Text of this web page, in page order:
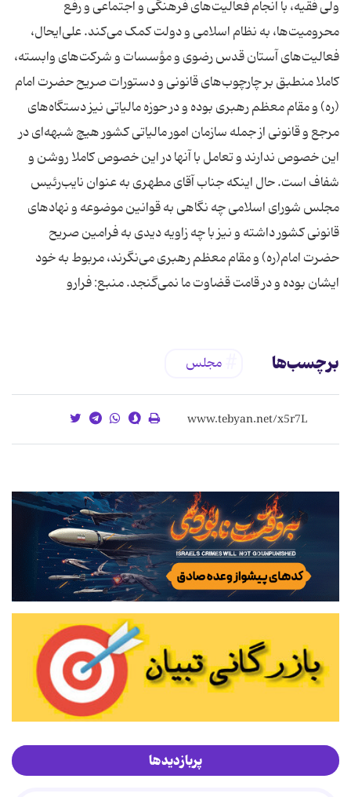
ولی فقیه، با انجام فعالیت‌های فرهنگی و اجتماعی و رفع
محرومیت‌ها، به نظام اسلامی و دولت کمک می‌کند. علی‌ایحال،
فعالیت‌های آستان قدس رضوی و مؤسسات و شرکت‌های وابسته،
کاملا منطبق بر چارچوب‌های قانونی و دستورات صریح حضرت امام
(ره) و مقام معظم رهبری بوده و در حوزه مالیاتی نیز دستگاه‌های
مرجع و قانونی از جمله سازمان امور مالیاتی کشور هیچ شبهه‌ای در
این خصوص ندارند و تعامل با آنها در این خصوص کاملا روشن و
شفاف است. حال اینکه جناب آقای مطهری به عنوان نایب‌رئیس
مجلس شورای اسلامی چه نگاهی به قوانین موضوعه و نهادهای
قانونی کشور داشته و نیز با چه زاویه دیدی به فرامین صریح
حضرت امام(ره) و مقام معظم رهبری می‌نگرند، مربوط به خود
ایشان بوده و در قامت قضاوت ما نمی‌گنجد. منبع: فرارو
برچسب‌ها مجلس
پربازدیدها